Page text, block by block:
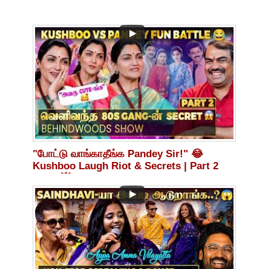
"போட்டு வாங்காதீங்க Pandey Sir!" 😂
Kushboo Laugh Riot & Secrets | Part 2